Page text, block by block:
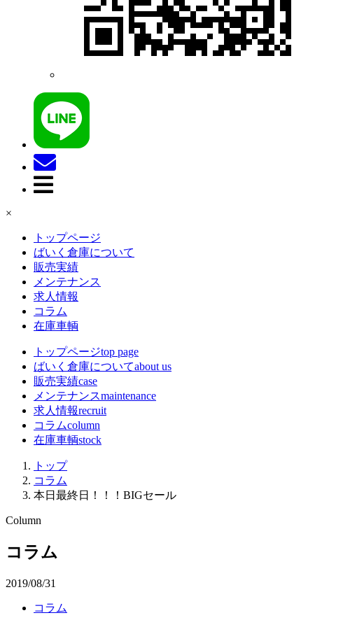
×
トップページ
ばいく倉庫について
販売実績
メンテナンス
求人情報
コラム
在庫車輌
トップページtop page
ばいく倉庫についてabout us
販売実績case
メンテナンスmaintenance
求人情報recruit
コラムcolumn
在庫車輌stock
トップ
コラム
本日最終日！！！BIGセール
Column
コラム
2019/08/31
コラム